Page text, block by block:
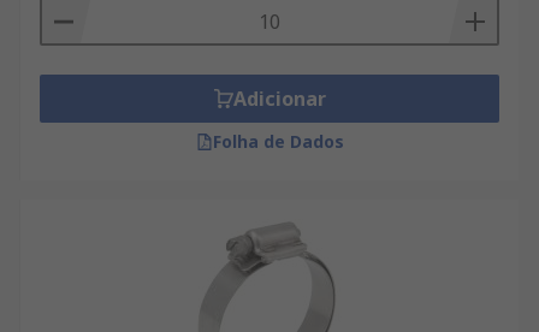
Adicionar
Folha de Dados